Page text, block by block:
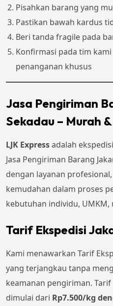
Pisahkan barang yang
Pastikan bawah kardus
Beri tanda fragile pada
Konfirmasi pada tim
penanganan khusus
Jasa Pengiriman
Sekadau – Murah
LJK Expressadalah
Jasa Pengiriman Barang
dengan layanan
kemudahan dalam proses
kebutuhan individu, UMKM,
Tarif Ekspedisi
Kami menawarkan Tarif
yang terjangkau tanpa
keamanan pengiriman. Tarif
dimulai dari Rp7.500/kg